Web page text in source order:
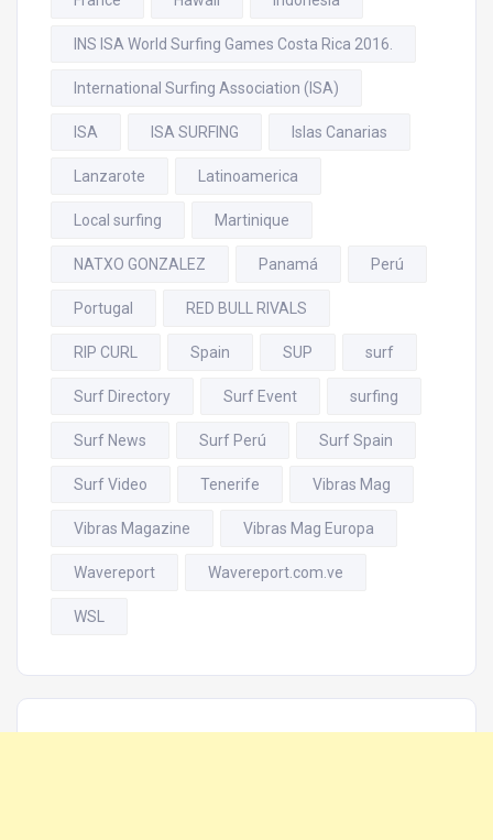
INS ISA World Surfing Games Costa Rica 2016.
International Surfing Association (ISA)
ISA ISA SURFING Islas Canarias
Lanzarote Latinoamerica
Local surfing Martinique
NATXO GONZALEZ Panamá Perú
Portugal RED BULL RIVALS
RIP CURL Spain SUP surf
Surf Directory Surf Event surfing
Surf News Surf Perú Surf Spain
Surf Video Tenerife Vibras Mag
Vibras Magazine Vibras Mag Europa
Wavereport Wavereport.com.ve
WSL